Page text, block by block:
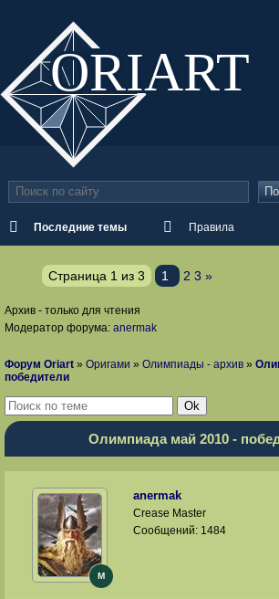
ORIART
Последние темы Правила
Страница 1 из 3 1 2 3 »
Архив - только для чтения
Модератор форума: anermak
Форум Oriart » Оригами » Олимпиады - архив »
победители
Олимпиада май 2010 -
anermak
M
Crease Master
Сообщений: 1484